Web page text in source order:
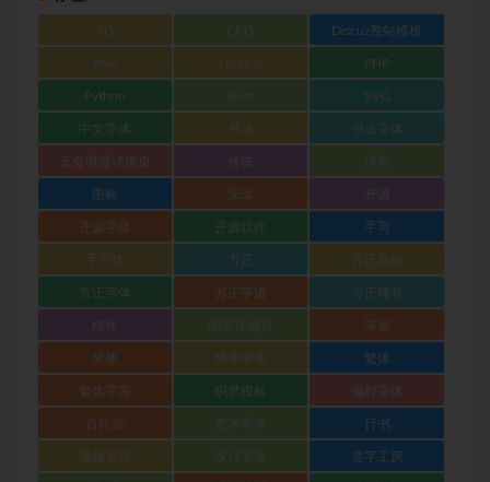
3D Discuz整站模板
Mac Node.js PHP
Python SVG
中文字体 书法 书法字体
图标 宋体
开源字体 开源软件 手写
手写体 方正 方正品尚
方正字体 方正字迹 方正稀有
等宽
简体 简体字体 繁体
繁体字库 织梦模板
自托管 行书
视频剪辑 设计字体 造字工房